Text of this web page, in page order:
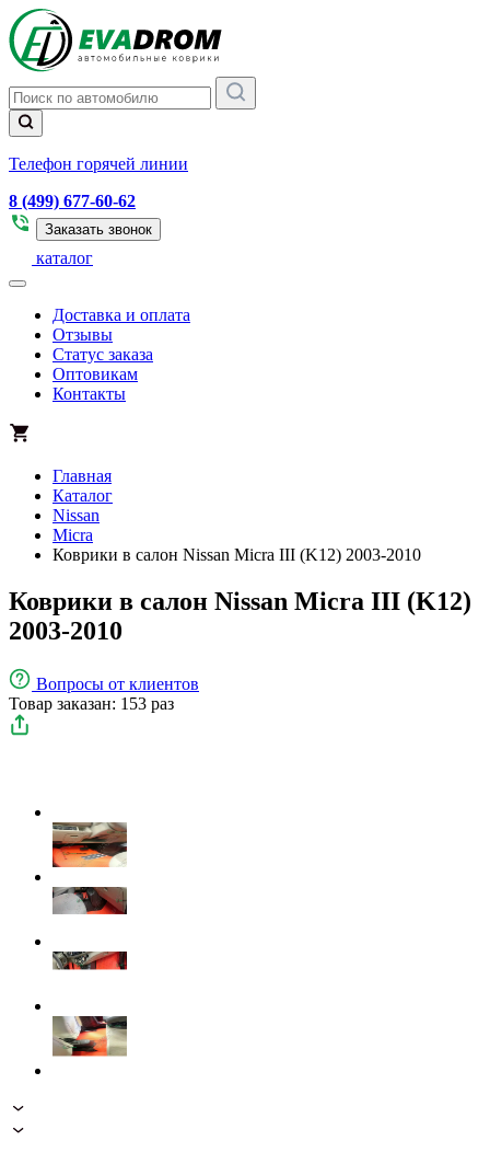
Телефон горячей линии
8 (499) 677-60-62
Заказать звонок
каталог
Доставка и оплата
Отзывы
Статус заказа
Оптовикам
Контакты
Главная
Каталог
Nissan
Micra
Коврики в салон Nissan Micra III (K12) 2003-2010
Коврики в салон Nissan Micra III (K12)
2003-2010
Вопросы от клиентов
Товар заказан: 153 раз